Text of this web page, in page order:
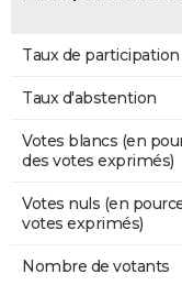
Taux de participation
Taux d'abstention
Votes blancs (en
des votes exprimés)
Votes nuls (en
votes exprimés)
Nombre de votants